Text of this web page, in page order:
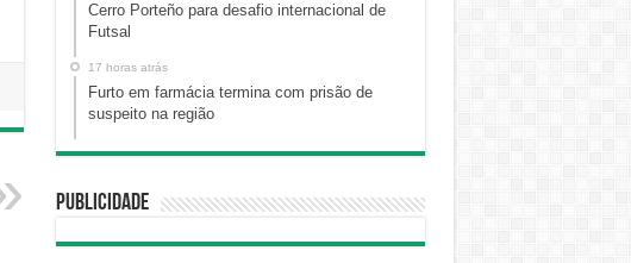
Cerro Porteño para desafio internacional de
Futsal
17 horas atrás
Furto em farmácia termina com prisão de
suspeito na região
Publicidade